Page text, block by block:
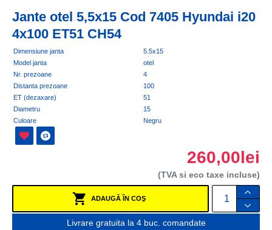
Jante otel 5,5x15 Cod 7405 Hyundai i20
4x100 ET51 CH54
Dimensiune janta
5.5x15
Model janta
otel
Nr. prezoane
4
Distanta prezoane
100
ET (dezaxare)
51
Diametru
15
Culoare
Negru
260,00lei
(TVA si eco taxe incluse)
ADAUGĂ ÎN COŞ
Livrare gratuita la 4 buc. comandate